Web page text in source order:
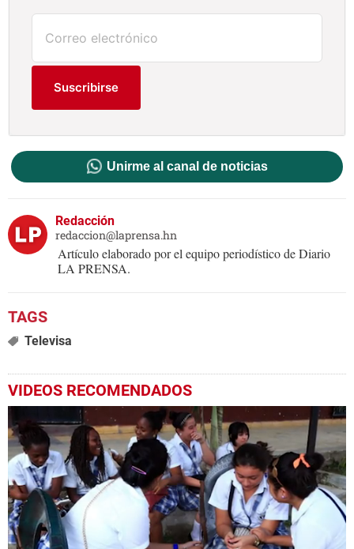
Suscribirse
Unirme al canal de noticias
Redacción
redaccion@laprensa.hn
Artículo elaborado por el equipo periodístico de Diario
LA PRENSA.
Televisa
VIDEOS RECOMENDADOS